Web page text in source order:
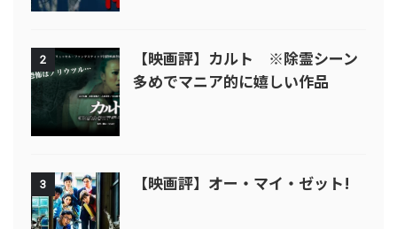
2
【映画評】カルト ※除霊シーン
多めでマニア的に嬉しい作品
3 【映画評】オー・マイ・ゼット!